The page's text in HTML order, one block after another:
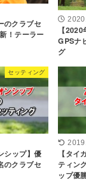
のクラブセ
！テーラー
【
GPSナ
グ
セッティング
シップ】優
のクラブセ
【タイ
ティン
ップ優